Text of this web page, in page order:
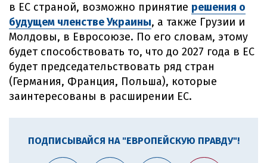
в ЕС страной, возможно принятие решения о
будущем членстве Украины, а также Грузии и
Молдовы, в Евросоюзе. По его словам, этому
будет способствовать то, что до 2027 года в ЕС
будет председательствовать ряд стран
(Германия, Франция, Польша), которые
заинтересованы в расширении ЕС.
ПОДПИСЫВАЙСЯ НА "ЕВРОПЕЙСКУЮ ПРАВДУ"!